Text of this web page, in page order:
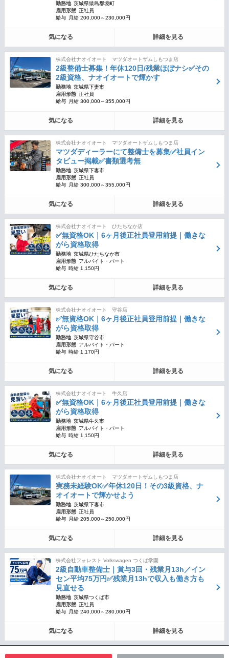
勤務地 茨城県猿島郡境町
雇用形態 正社員
給与
月給 200,000～230,000円
気になる 詳細を見る
株式会社ナオイオート マツダオートザムしもつま店
2級整備士募集！年休120日/残業ほぼナシ✅その
2級資格、ナオイオートで輝かす
勤務地 茨城県下妻市
雇用形態 正社員
給与
月給 300,000～355,000円
気になる 詳細を見る
株式会社ナオイオート マツダオートザムしもつま店
マツダディーラーにて整備士を募集✅社員イン
タビュー掲載✅書類選考無
勤務地 茨城県下妻市
雇用形態 正社員
給与
月給 300,000～355,000円
気になる 詳細を見る
株式会社ナオイオート ひたちなか店
✅無資格OK｜6ヶ月後正社員登用前提｜働きな
がら資格取得
勤務地 茨城県ひたちなか市
雇用形態 アルバイト・パート
給与 時給 1,150円
気になる 詳細を見る
株式会社ナオイオート 守谷店
✅無資格OK｜6ヶ月後正社員登用前提｜働きな
がら資格取得
勤務地 茨城県守谷市
雇用形態 アルバイト・パート
給与 時給 1,170円
気になる 詳細を見る
株式会社ナオイオート 牛久店
✅無資格OK｜6ヶ月後正社員登用前提｜働きな
がら資格取得
勤務地 茨城県牛久市
雇用形態 アルバイト・パート
給与 時給 1,150円
気になる 詳細を見る
株式会社ナオイオート マツダオートザムしもつま店
実務未経験OK✅年休120日！その3級資格、ナ
オイオートで輝かせよう
勤務地 茨城県下妻市
雇用形態 正社員
給与
月給 205,000～250,000円
気になる 詳細を見る
株式会社フォレスト Volkswagen つくば学園
2級自動車整備士｜賞与3回・残業月13h／イン
セン平均75万円✅残業月13hで収入も働き方も
見直せる
勤務地 茨城県つくば市
雇用形態 正社員
給与
月給 240,000～280,000円
気になる 詳細を見る